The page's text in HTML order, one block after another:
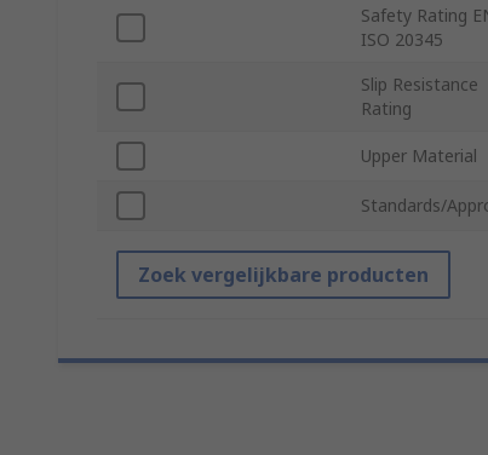
Safety Rating
ISO 20345
Slip Resistance
Rating
Upper Material
Standards/
Zoek vergelijkbare producten